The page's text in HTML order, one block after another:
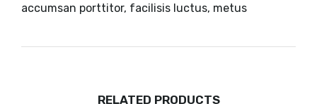
accumsan porttitor, facilisis luctus, metus
RELATED PRODUCTS